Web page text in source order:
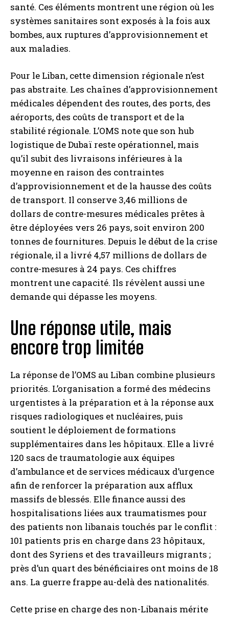
santé. Ces éléments montrent une région où les
systèmes sanitaires sont exposés à la fois aux
bombes, aux ruptures d’approvisionnement et
aux maladies.
Pour le Liban, cette dimension régionale n’est
pas abstraite. Les chaînes d’approvisionnement
médicales dépendent des routes, des ports, des
aéroports, des coûts de transport et de la
stabilité régionale. L’OMS note que son hub
logistique de Dubaï reste opérationnel, mais
qu’il subit des livraisons inférieures à la
moyenne en raison des contraintes
d’approvisionnement et de la hausse des coûts
de transport. Il conserve 3,46 millions de
dollars de contre-mesures médicales prêtes à
être déployées vers 26 pays, soit environ 200
tonnes de fournitures. Depuis le début de la crise
régionale, il a livré 4,57 millions de dollars de
contre-mesures à 24 pays. Ces chiffres
montrent une capacité. Ils révèlent aussi une
demande qui dépasse les moyens.
Une réponse utile, mais
encore trop limitée
La réponse de l’OMS au Liban combine plusieurs
priorités. L’organisation a formé des médecins
urgentistes à la préparation et à la réponse aux
risques radiologiques et nucléaires, puis
soutient le déploiement de formations
supplémentaires dans les hôpitaux. Elle a livré
120 sacs de traumatologie aux équipes
d’ambulance et de services médicaux d’urgence
afin de renforcer la préparation aux afflux
massifs de blessés. Elle finance aussi des
hospitalisations liées aux traumatismes pour
des patients non libanais touchés par le conflit :
101 patients pris en charge dans 23 hôpitaux,
dont des Syriens et des travailleurs migrants ;
près d’un quart des bénéficiaires ont moins de 18
ans. La guerre frappe au-delà des nationalités.
Cette prise en charge des non-Libanais mérite